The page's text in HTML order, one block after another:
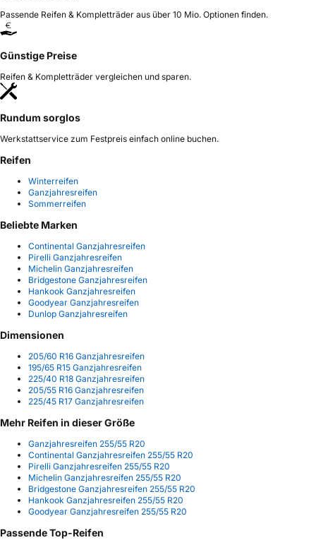
Passende Reifen & Kompletträder aus über 10 Mio. Optionen finden.
Günstige Preise
Reifen & Kompletträder vergleichen und sparen.
Rundum sorglos
Werkstattservice zum Festpreis einfach online buchen.
Reifen
Winterreifen
Ganzjahresreifen
Sommerreifen
Beliebte Marken
Continental Ganzjahresreifen
Pirelli Ganzjahresreifen
Michelin Ganzjahresreifen
Bridgestone Ganzjahresreifen
Hankook Ganzjahresreifen
Goodyear Ganzjahresreifen
Dunlop Ganzjahresreifen
Dimensionen
205/60 R16 Ganzjahresreifen
195/65 R15 Ganzjahresreifen
225/40 R18 Ganzjahresreifen
205/55 R16 Ganzjahresreifen
225/45 R17 Ganzjahresreifen
Mehr Reifen in dieser Größe
Ganzjahresreifen 255/55 R20
Continental Ganzjahresreifen 255/55 R20
Pirelli Ganzjahresreifen 255/55 R20
Michelin Ganzjahresreifen 255/55 R20
Bridgestone Ganzjahresreifen 255/55 R20
Hankook Ganzjahresreifen 255/55 R20
Goodyear Ganzjahresreifen 255/55 R20
Passende Top-Reifen